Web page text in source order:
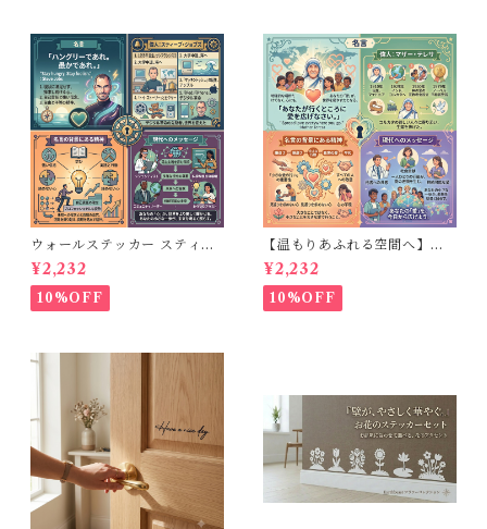
ウォールステッカー スティー
ブジョブズ 名言 英語 格言 イ
ンテリア シール 転写タイプ オ
フィス リビング 30×50cm
¥2,232
10%OFF
【温もりあふれる空間へ】ウ
ォールステッカー マザーテレ
サ 名言 英語 愛 インテリアシ
ール 転写シート リビング 玄関
模様替え 北欧 30×50cm
¥2,232
10%OFF